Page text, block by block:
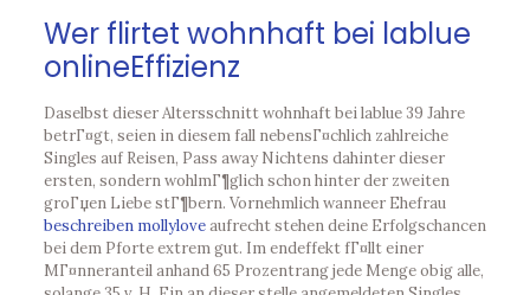
Wer flirtet wohnhaft bei lablue
onlineEffizienz
Daselbst dieser Altersschnitt wohnhaft bei lablue 39 Jahre
betrГ¤gt, seien in diesem fall nebensГ¤chlich zahlreiche
Singles auf Reisen, Pass away Nichtens dahinter dieser
ersten, sondern wohlmГ¶glich schon hinter der zweiten
groГџen Liebe stГ¶bern. Vornehmlich wanneer Ehefrau
beschreiben mollyloveaufrecht stehen deine Erfolgschancen
bei dem Pforte extrem gut. Im endeffekt fГ¤llt einer
MГ¤nneranteil anhand 65 Prozentrang jede Menge obig alle,